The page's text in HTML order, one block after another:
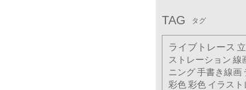
TAG タグ
ライブトレース
ストレーション 線
ニング手書き線画
彩色彩色 イラスト